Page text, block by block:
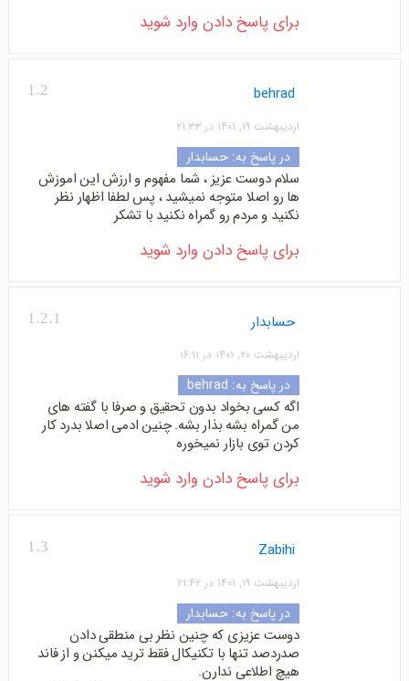
برای پاسخ دادن وارد شوید
1.2 behrad
اردیبهشت ۱۹, ۱۴۰۱ در ۲۱:۳۳
در پاسخ به: حسابدار
سلام دوست عزیز ، شما مفهوم و ارزش این اموزش
ها رو اصلا متوجه نمیشید ، پس لطفا اظهار نظر
نکنید و مردم رو گمراه نکنید با تشکر
برای پاسخ دادن وارد شوید
1.2.1 حسابدار
اردیبهشت ۲۰, ۱۴۰۱ در ۱۶:۱۱
در پاسخ به: behrad
اگه کسی بخواد بدون تحقیق و صرفا با گفته های
من گمراه بشه بذار بشه. چنین ادمی اصلا بدرد کار
کردن توی بازار نمیخوره
برای پاسخ دادن وارد شوید
1.3 Zabihi
اردیبهشت ۱۹, ۱۴۰۱ در ۲۱:۴۲
در پاسخ به: حسابدار
دوست عزیزی که چنین نظر بی منطقی دادن
صدردصد تنها با تکنیکال فقط ترید میکنن و از فاند
هیچ اطلاعی ندارن.